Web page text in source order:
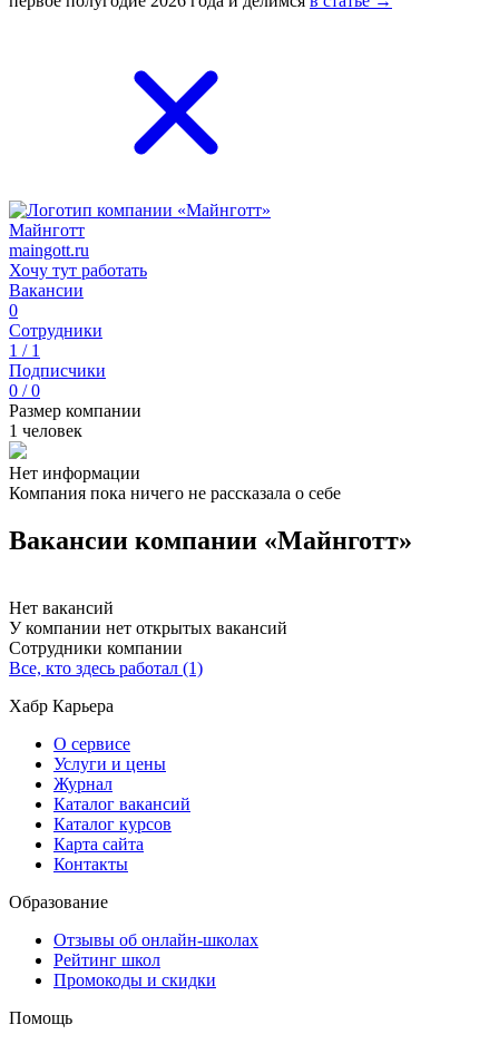
Майнготт
maingott.ru
Хочу тут работать
Вакансии
0
Сотрудники
1 / 1
Подписчики
0 / 0
Размер компании
1 человек
Нет информации
Компания пока ничего не рассказала о себе
Вакансии компании «Майнготт»
Нет вакансий
У компании нет открытых вакансий
Сотрудники компании
Все, кто здесь работал (1)
Хабр Карьера
О сервисе
Услуги и цены
Журнал
Каталог вакансий
Каталог курсов
Карта сайта
Контакты
Образование
Отзывы об онлайн-школах
Рейтинг школ
Промокоды и скидки
Помощь